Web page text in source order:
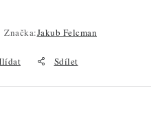
Značka:Jakub Felcman
Sdílet